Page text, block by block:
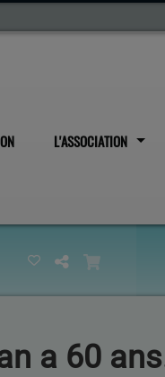
L'ASSOCIATION
a 60